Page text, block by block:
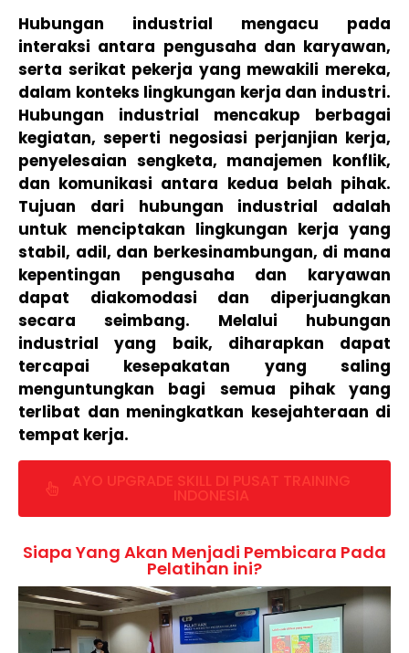
Hubungan industrial mengacu pada
interaksi antara pengusaha dan karyawan,
serta serikat pekerja yang mewakili mereka,
dalam konteks lingkungan kerja dan industri.
Hubungan industrial mencakup berbagai
kegiatan, seperti negosiasi perjanjian kerja,
penyelesaian sengketa, manajemen konflik,
dan komunikasi antara kedua belah pihak.
Tujuan dari hubungan industrial adalah
untuk menciptakan lingkungan kerja yang
stabil, adil, dan berkesinambungan, di mana
kepentingan pengusaha dan karyawan
dapat diakomodasi dan diperjuangkan
secara seimbang. Melalui hubungan
industrial yang baik, diharapkan dapat
tercapai kesepakatan yang saling
menguntungkan bagi semua pihak yang
terlibat dan meningkatkan kesejahteraan di
tempat kerja.
AYO UPGRADE SKILL DI PUSAT TRAINING
INDONESIA
Siapa Yang Akan Menjadi Pembicara Pada
Pelatihan ini?